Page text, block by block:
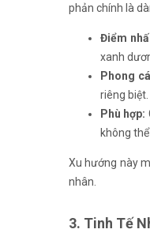
phản chính là
Điểm
xanh
Phong
riêng biệt.
Phù hợp:
không
Xu hướng này
nhân.
3. Tinh Tế